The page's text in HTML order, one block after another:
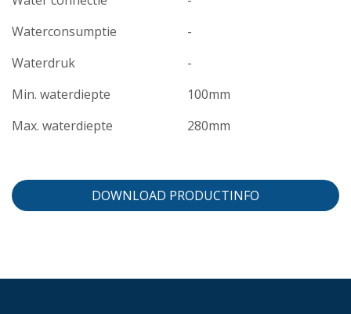
Waterconsumptie
-
Waterdruk
-
Min. waterdiepte
100mm
Max. waterdiepte
280mm
DOWNLOAD PRODUCTINFO